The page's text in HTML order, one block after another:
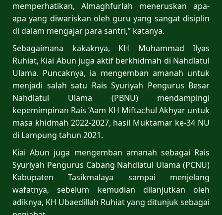
memperhatikan, Almaghfurlah meneruskan apa-
apa yang diwariskan oleh guru yang sangat disiplin
di dalam mengajar para santri,” katanya.
Sebagaimana kakaknya, KH Muhammad Ilyas
Ruhiat, Kiai Abun juga aktif berkhidmah di Nahdlatul
Ulama. Puncaknya, ia mengemban amanah untuk
menjadi salah satu Rais Syuriyah Pengurus Besar
Nahdlatul Ulama (PBNU) mendampingi
kepemimpinan Rais ‘Aam KH Miftachul Akhyar untuk
masa khidmah 2022-2027, hasil Muktamar ke-34 NU
di Lampung tahun 2021.
Kiai Abun juga mengemban amanah sebagai Rais
Syuriyah Pengurus Cabang Nahdlatul Ulama (PCNU)
Kabupaten Tasikmalaya sampai menjelang
wafatnya, sebelum kemudian dilanjutkan oleh
adiknya, KH Ubaedillah Ruhiat yang ditunjuk sebagai